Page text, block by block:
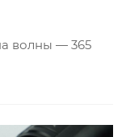
волны — 365